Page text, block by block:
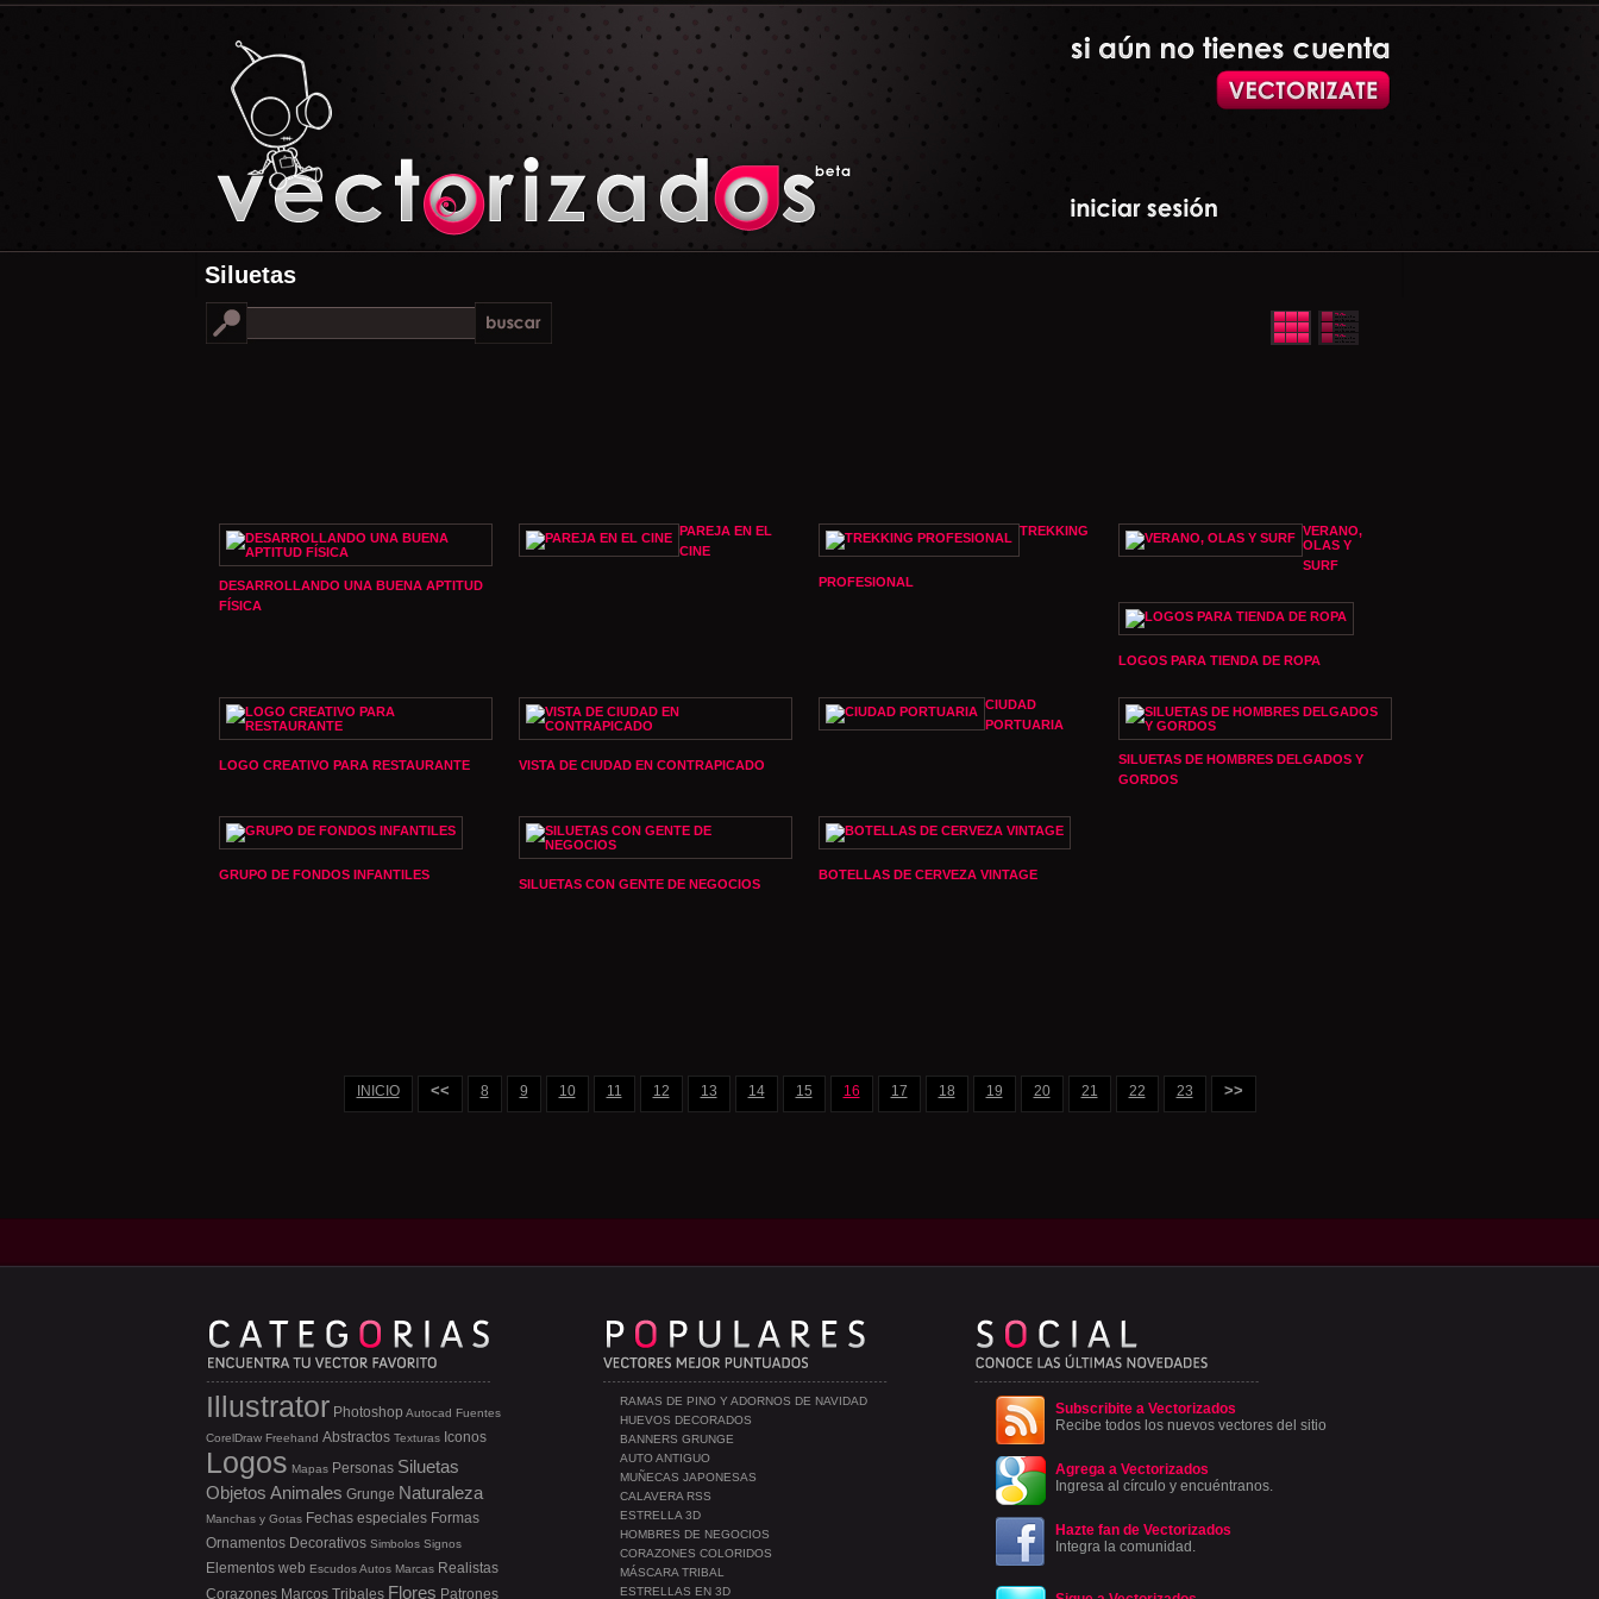
Siluetas
DESARROLLANDO UNA BUENA APTITUD
FÍSICA
PAREJA EN EL
CINE
TREKKING
PROFESIONAL
VERANO,
OLAS Y
SURF
LOGOS PARA TIENDA DE ROPA
LOGO CREATIVO PARA RESTAURANTE VISTA DE CIUDAD EN CONTRAPICADO
CIUDAD
PORTUARIA
SILUETAS DE HOMBRES DELGADOS Y
GORDOS
GRUPO DE FONDOS INFANTILES
SILUETAS CON GENTE DE NEGOCIOS
BOTELLAS DE CERVEZA VINTAGE
INICIO << 8 9 10 11 12 13 14 15 16 17 18 19 20 21 22 23 >>
Subscribite a Vectorizados
Recibe todos los nuevos vectores del sitio
Agrega a Vectorizados
Ingresa al círculo y encuéntranos.
Hazte fan de Vectorizados
Integra la comunidad.
RAMAS DE PINO Y ADORNOS DE NAVIDAD
HUEVOS DECORADOS
BANNERS GRUNGE
AUTO ANTIGUO
MUÑECAS JAPONESAS
CALAVERA RSS
ESTRELLA 3D
HOMBRES DE NEGOCIOS
CORAZONES COLORIDOS
MÁSCARA TRIBAL
ESTRELLAS EN 3D
Illustrator Photoshop Autocad Fuentes
CorelDraw Freehand Abstractos Texturas Iconos
Logos Mapas Personas Siluetas
Objetos Animales Grunge Naturaleza
Manchas y Gotas Fechas especiales Formas
Ornamentos Decorativos Simbolos Signos
Elementos web EscudosAutos Marcas Realistas
Corazones Marcos Tribales Flores Patrones